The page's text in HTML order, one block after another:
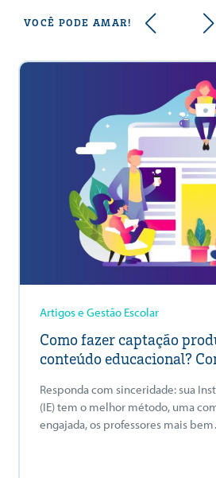
VOCÊ PODE AMAR!
Artigos e Gestão Escolar
Como fazer captação
conteúdo educacional?
Responda com sinceridade: sua
(IE) tem o melhor método, uma
engajada, os professores mais